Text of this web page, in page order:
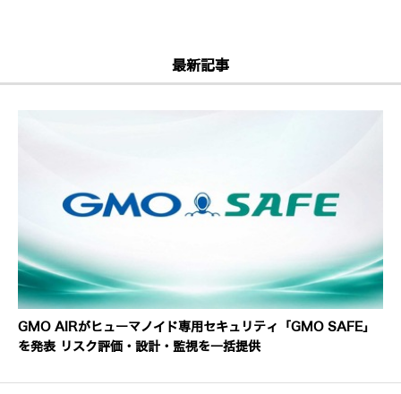
最新記事
GMO AIRがヒューマノイド専用セキュリティ「GMO SAFE」
を発表 リスク評価・設計・監視を一括提供